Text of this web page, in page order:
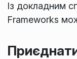
Із докладним
Frameworks